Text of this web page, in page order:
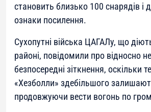
становить близько 100 снарядів і
ознаки посилення.
Сухопутні війська ЦАГАЛу, що
районі, повідомили про відносно
безпосередні зіткнення, оскільки
«Хезболли» здебільшого
продовжуючи вести вогонь по